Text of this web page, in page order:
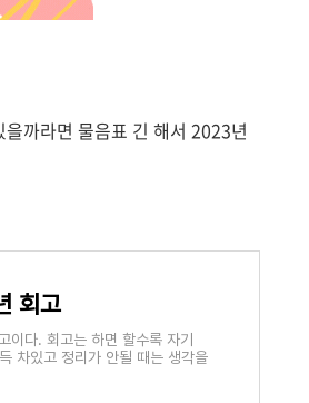
까라면 물음표 긴 해서 2023년
회고
이다. 회고는 하면 할수록 자기
차있고 정리가 안될 때는 생각을